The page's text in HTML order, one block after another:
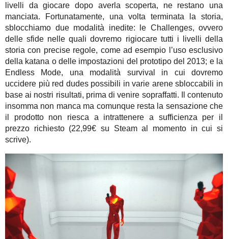
livelli da giocare dopo averla scoperta, ne restano una
manciata. Fortunatamente, una volta terminata la storia,
sblocchiamo due modalità inedite: le Challenges, ovvero
delle sfide nelle quali dovremo rigiocare tutti i livelli della
storia con precise regole, come ad esempio l’uso esclusivo
della katana o delle impostazioni del prototipo del 2013; e la
Endless Mode, una modalità survival in cui dovremo
uccidere più red dudes possibili in varie arene sbloccabili in
base ai nostri risultati, prima di venire sopraffatti. Il contenuto
insomma non manca ma comunque resta la sensazione che
il prodotto non riesca a intrattenere a sufficienza per il
prezzo richiesto (22,99€ su Steam al momento in cui si
scrive).